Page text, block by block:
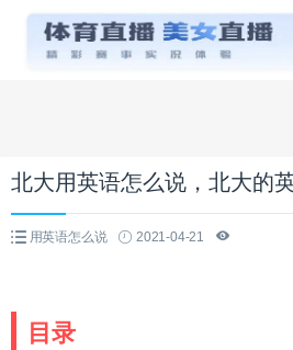
北大用英语怎么说，北大的
用英语怎么说 2021-04-21
目录